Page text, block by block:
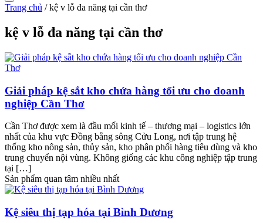
Trang chủ /kệ v lỗ đa năng tại cần thơ
kệ v lỗ đa năng tại cần thơ
Giải pháp kệ sắt kho chứa hàng tối ưu cho doanh
nghiệp Cần Thơ
Cần Thơ được xem là đầu mối kinh tế – thương mại – logistics lớn
nhất của khu vực Đồng bằng sông Cửu Long, nơi tập trung hệ
thống kho nông sản, thủy sản, kho phân phối hàng tiêu dùng và kho
trung chuyển nội vùng. Không giống các khu công nghiệp tập trung
tại […]
Sản phẩm quan tâm nhiều nhất
Kệ siêu thị tạp hóa tại Bình Dương